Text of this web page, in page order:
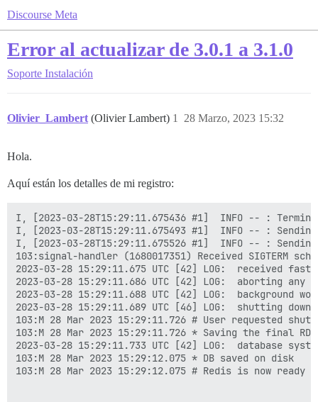
Discourse Meta
Error al actualizar de 3.0.1 a 3.1.0
Soporte Instalación
Olivier_Lambert (Olivier Lambert) 28 Marzo, 2023 15:32
1
Hola.
Aquí están los detalles de mi registro:
I, [2023-03-28T15:29:11.675436 #1]  INFO -- :
I, [2023-03-28T15:29:11.675493 #1]  INFO -- :
I, [2023-03-28T15:29:11.675526 #1]  INFO -- :
103:signal-handler (1680017351) Received SIGTERM
2023-03-28 15:29:11.675 UTC [42] LOG:  received fast
2023-03-28 15:29:11.686 UTC [42] LOG:  aborting
2023-03-28 15:29:11.688 UTC [42] LOG:
2023-03-28 15:29:11.689 UTC [46] LOG:  shutting down
103:M 28 Mar 2023 15:29:11.726 # User requested
103:M 28 Mar 2023 15:29:11.726 * Saving the final
2023-03-28 15:29:11.733 UTC [42] LOG:  database
103:M 28 Mar 2023 15:29:12.075 * DB saved on disk
103:M 28 Mar 2023 15:29:12.075 # Redis is now